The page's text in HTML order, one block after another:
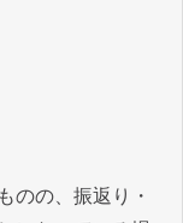
のの、振返り・